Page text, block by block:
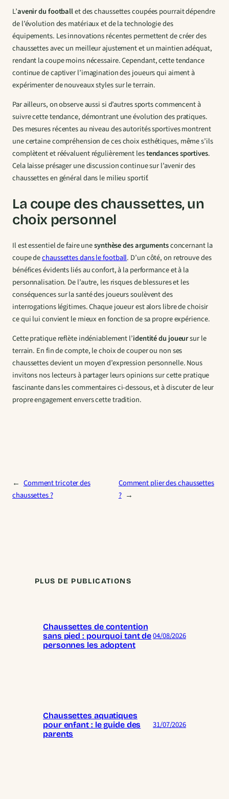
L’avenir du footballet des chaussettes coupées pourrait dépendre
de l’évolution des matériaux et de la technologie des
équipements. Les innovations récentes permettent de créer des
chaussettes avec un meilleur ajustement et un maintien adéquat,
rendant la coupe moins nécessaire. Cependant, cette tendance
continue de captiver l’imagination des joueurs qui aiment à
expérimenter de nouveaux styles sur le terrain.
Par ailleurs, on observe aussi si d’autres sports commencent à
suivre cette tendance, démontrant une évolution des pratiques.
Des mesures récentes au niveau des autorités sportives montrent
une certaine compréhension de ces choix esthétiques, même s’ils
complètent et réévaluent régulièrement lestendances sportives.
Cela laisse présager une discussion continue sur l’avenir des
chaussettes en général dans le milieu sportif.
La coupe des chaussettes, un
choix personnel
Il est essentiel de faire unesynthèse des argumentsconcernant la
coupe dechaussettes dans le football. D’un côté, on retrouve des
bénéfices évidents liés au confort, à la performance et à la
personnalisation. De l’autre, les risques de blessures et les
conséquences sur la santé des joueurs soulèvent des
interrogations légitimes. Chaque joueur est alors libre de choisir
ce qui lui convient le mieux en fonction de sa propre expérience.
Cette pratique reflète indéniablement l’identité du joueursur le
terrain. En fin de compte, le choix de couper ou non ses
chaussettes devient un moyen d’expression personnelle. Nous
invitons nos lecteurs à partager leurs opinions sur cette pratique
fascinante dans les commentaires ci-dessous, et à discuter de leur
propre engagement envers cette tradition.
← Comment tricoter des
chaussettes ?
Comment plier des chaussettes
? →
PLUS DE PUBLICATIONS
Chaussettes de contention
sans pied : pourquoi tant de
personnes les adoptent
04/08/2026
Chaussettes aquatiques
pour enfant : le guide des
parents
31/07/2026